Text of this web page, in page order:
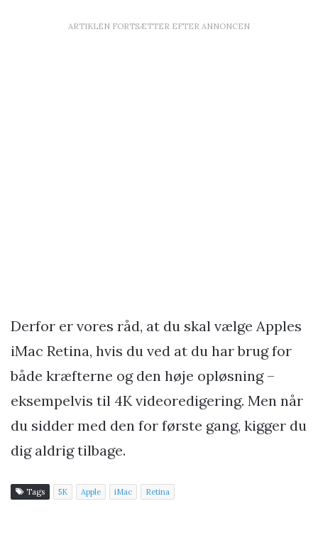
ARTIKLEN FORTSÆTTER EFTER ANNONCEN
Derfor er vores råd, at du skal vælge Apples
iMac Retina, hvis du ved at du har brug for
både kræfterne og den høje opløsning –
eksempelvis til 4K videoredigering. Men når
du sidder med den for første gang, kigger du
dig aldrig tilbage.
Tags 5K Apple iMac Retina